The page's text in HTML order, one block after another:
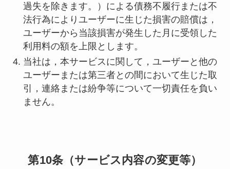
過失を除きます。）による債務不履行または不
法行為によりユーザーに生じた損害の賠償は，
ユーザーから当該損害が発生した月に受領した
利用料の額を上限とします。
当社は，本サービスに関して，ユーザーと他の
ユーザーまたは第三者との間において生じた取
引，連絡または紛争等について一切責任を負い
ません。
第10条（サービス内容の変更等）